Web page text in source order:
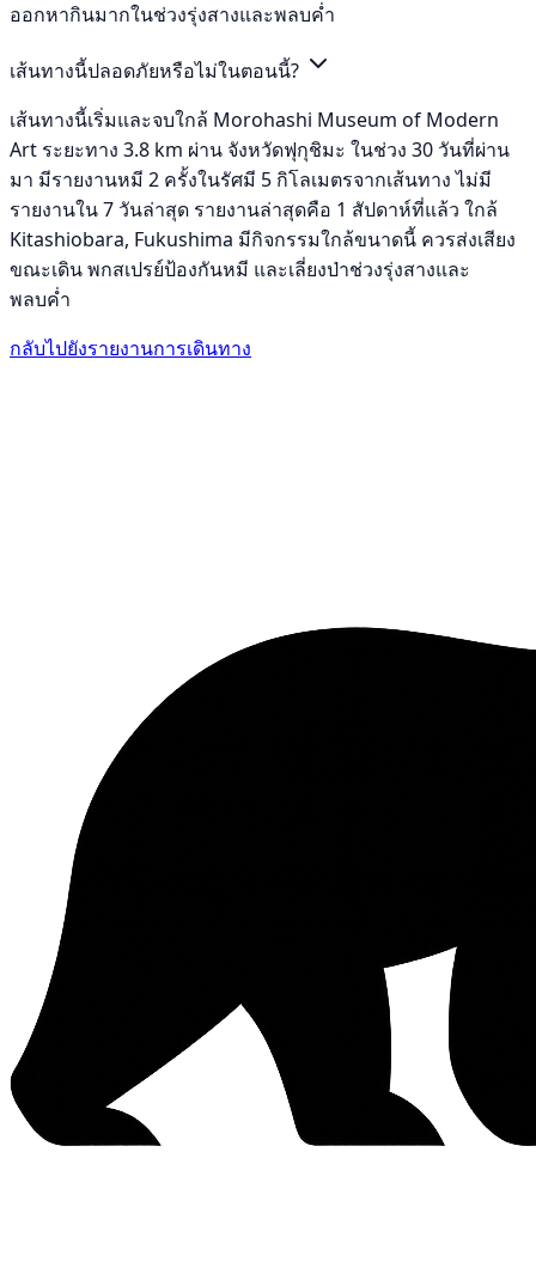
ออกหากินมากในช่วงรุ่งสางและพลบค่ำ
เส้นทางนี้ปลอดภัยหรือไม่ในตอนนี้?
เส้นทางนี้เริ่มและจบใกล้ Morohashi Museum of Modern
Art ระยะทาง 3.8 km ผ่าน จังหวัดฟุกุชิมะ ในช่วง 30 วันที่ผ่าน
มา มีรายงานหมี 2 ครั้งในรัศมี 5 กิโลเมตรจากเส้นทาง ไม่มี
รายงานใน 7 วันล่าสุด รายงานล่าสุดคือ 1 สัปดาห์ที่แล้ว ใกล้
Kitashiobara, Fukushima มีกิจกรรมใกล้ขนาดนี้ ควรส่งเสียง
ขณะเดิน พกสเปรย์ป้องกันหมี และเลี่ยงป่าช่วงรุ่งสางและ
พลบค่ำ
กลับไปยังรายงานการเดินทาง